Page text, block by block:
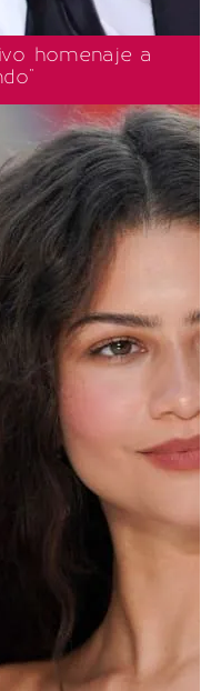
homenaje a